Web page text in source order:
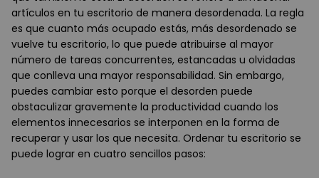
artículos en tu escritorio de manera desordenada. La regla
es que cuanto más ocupado estás, más desordenado se
vuelve tu escritorio, lo que puede atribuirse al mayor
número de tareas concurrentes, estancadas u olvidadas
que conlleva una mayor responsabilidad. Sin embargo,
puedes cambiar esto porque el desorden puede
obstaculizar gravemente la productividad cuando los
elementos innecesarios se interponen en la forma de
recuperar y usar los que necesita. Ordenar tu escritorio se
puede lograr en cuatro sencillos pasos: